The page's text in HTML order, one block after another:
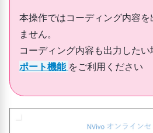
本操作ではコーディング内容を
ません。
コーディング内容も出力したい
ポート機能 をご利用ください